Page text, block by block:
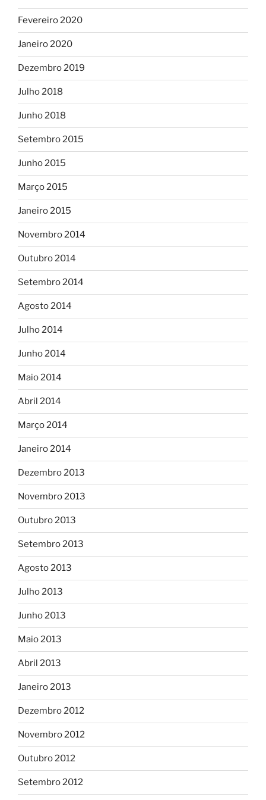
Fevereiro 2020
Janeiro 2020
Dezembro 2019
Julho 2018
Junho 2018
Setembro 2015
Junho 2015
Março 2015
Janeiro 2015
Novembro 2014
Outubro 2014
Setembro 2014
Agosto 2014
Julho 2014
Junho 2014
Maio 2014
Abril 2014
Março 2014
Janeiro 2014
Dezembro 2013
Novembro 2013
Outubro 2013
Setembro 2013
Agosto 2013
Julho 2013
Junho 2013
Maio 2013
Abril 2013
Janeiro 2013
Dezembro 2012
Novembro 2012
Outubro 2012
Setembro 2012